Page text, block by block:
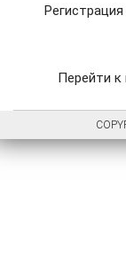
Регистрация
Перейти к